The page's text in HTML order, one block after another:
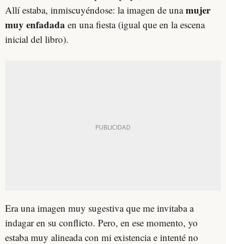
Allí estaba, inmiscuyéndose: la imagen de unamujer
muy enfadada en una fiesta (igual que en la escena
inicial del libro).
Era una imagen muy sugestiva que me invitaba a
indagar en su conflicto. Pero, en ese momento, yo
estaba muy alineada con mi existencia e intenté no